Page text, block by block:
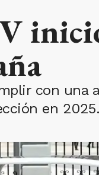
con una
en 2025.